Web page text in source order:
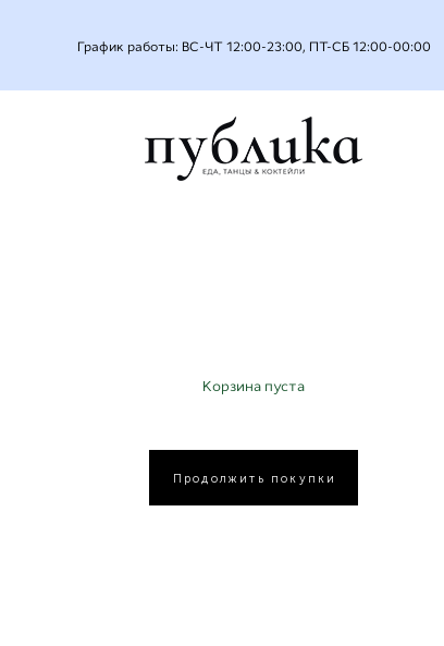
График работы: ВС-ЧТ 12:00-23:00, ПТ-СБ 12:00-00:00
Корзина пуста
Продолжить покупки